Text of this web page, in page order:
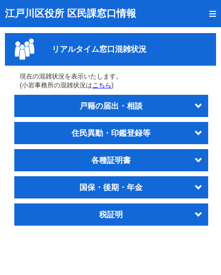
江戸川区役所 区民課窓口情報
トップページ
受付番号の呼出状況確認
証明書の交付状況確認
呼出状況のメール通知登録
事前予約の確認・取消
本サイトのご利用案内
リアルタイム窓口混雑状況
現在の混雑状況を表示いたします。
(小岩事務所の混雑状況はこちら)
戸籍の届出・相談
住民異動・印鑑登録等
各種証明書
国保・後期・年金
税証明